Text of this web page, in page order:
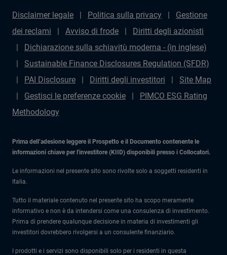
Disclaimer legale Politica sulla privacy
Gestione
dei reclami
Avviso di frode
Diritti degli azionisti
Dichiarazione sulla schiavitù moderna - (in inglese)
Sustainable Finance Disclosures Regulation (SFDR)
PAI Disclosure
Diritti degli investitori
Site Map
Gestisci le preferenze cookie
PIMCO ESG Rating
Methodology
Prima dell’adesione leggere il Prospetto e il Documento contenente le
informazioni chiave per l'investitore (KIID) disponibili presso i Collocatori.
Le informazioni nel presente sito sono rivolte solo a soggetti residenti in
Italia.
Tutto il materiale contenuto nel presente sito ha scopo meramente
informativo e non è da intendersi come una consulenza di investimento.
Prima di prendere qualunque decisione in materia di investimenti gli
investitori dovrebbero rivolgersi a un consulente finanziario.
I prodotti e i servizi sono disponibili solo per i residenti in questa